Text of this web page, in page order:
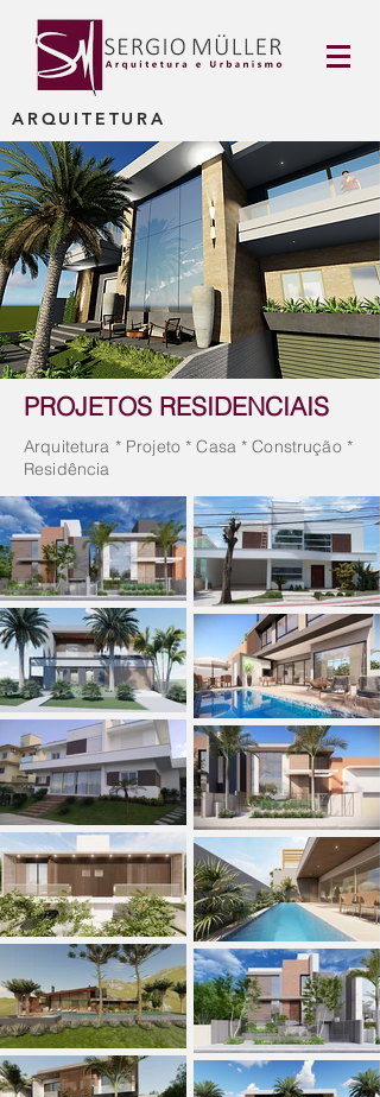
ARQUITETURA
PROJETOS RESIDENCIAIS
Arquitetura * Projeto * Casa * Construção *
Residência